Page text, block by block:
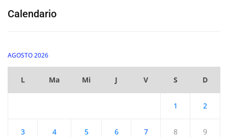
Calendario
AGOSTO 2026
L Ma Mi J V S D
1 2
3 4 5 6 7 8 9